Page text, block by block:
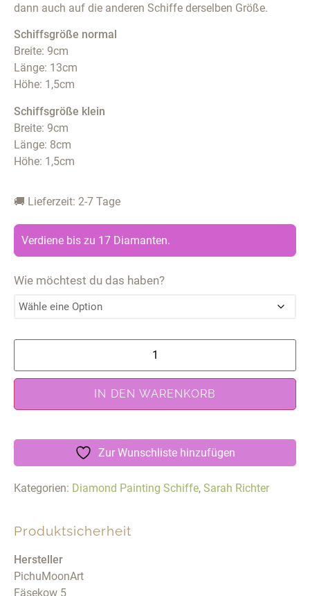
dann auch auf die anderen Schiffe derselben Größe.
Schiffsgröße normal
Breite: 9cm
Länge: 13cm
Höhe: 1,5cm
Schiffsgröße klein
Breite: 9cm
Länge: 8cm
Höhe: 1,5cm
🚚 Lieferzeit: 2-7 Tage
Verdiene bis zu 17 Diamanten.
Wie möchtest du das haben?
IN DEN WARENKORB
Zur Wunschliste hinzufügen
Kategorien: Diamond Painting Schiffe, Sarah Richter
Produktsicherheit
Hersteller
PichuMoonArt
Fäsekow 5